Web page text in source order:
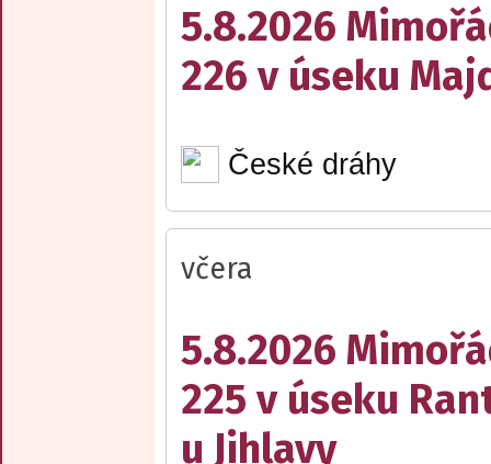
5.8.2026
226 v úseku
České dráhy
včera
5.8.2026
225 v úseku
u Jihlavy